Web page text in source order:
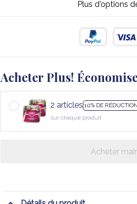
Plus d'options
Acheter Plus!
2 articles 10% DE RÉDUCTION
sur chaque produit
Acheter